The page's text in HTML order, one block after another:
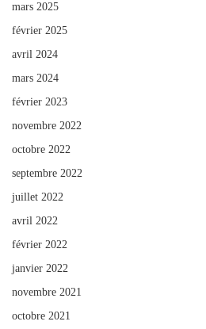
mars 2025
février 2025
avril 2024
mars 2024
février 2023
novembre 2022
octobre 2022
septembre 2022
juillet 2022
avril 2022
février 2022
janvier 2022
novembre 2021
octobre 2021